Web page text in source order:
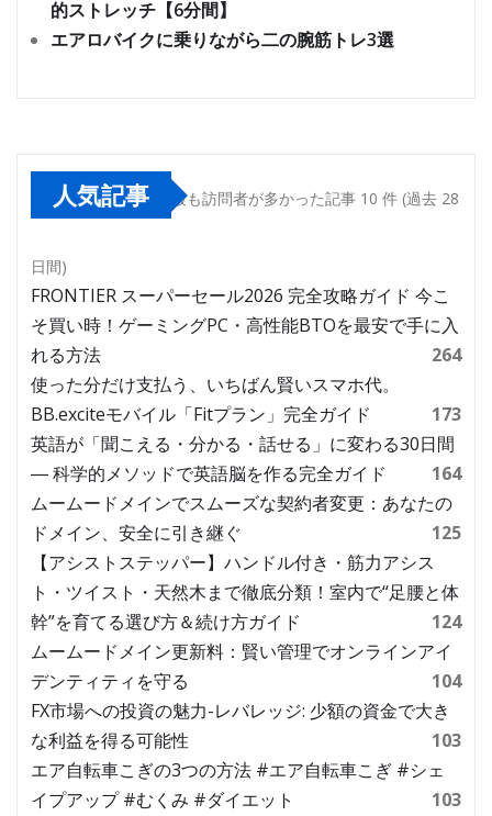
的ストレッチ【6分間】
エアロバイクに乗りながら二の腕筋トレ3選
人気記事 最も訪問者が多かった記事 10 件 (過去 28
日間)
FRONTIER スーパーセール2026 完全攻略ガイド 今こ
そ買い時！ゲーミングPC・高性能BTOを最安で手に入
れる方法
264
使った分だけ支払う、いちばん賢いスマホ代。
BB.exciteモバイル「Fitプラン」完全ガイド
173
英語が「聞こえる・分かる・話せる」に変わる30日間
― 科学的メソッドで英語脳を作る完全ガイド
164
ムームードメインでスムーズな契約者変更：あなたの
ドメイン、安全に引き継ぐ
125
【アシストステッパー】ハンドル付き・筋力アシス
ト・ツイスト・天然木まで徹底分類！室内で“足腰と体
幹”を育てる選び方＆続け方ガイド
124
ムームードメイン更新料：賢い管理でオンラインアイ
デンティティを守る
104
FX市場への投資の魅力-レバレッジ: 少額の資金で大き
な利益を得る可能性
103
エア自転車こぎの3つの方法 #エア自転車こぎ #シェ
イプアップ #むくみ #ダイエット
103